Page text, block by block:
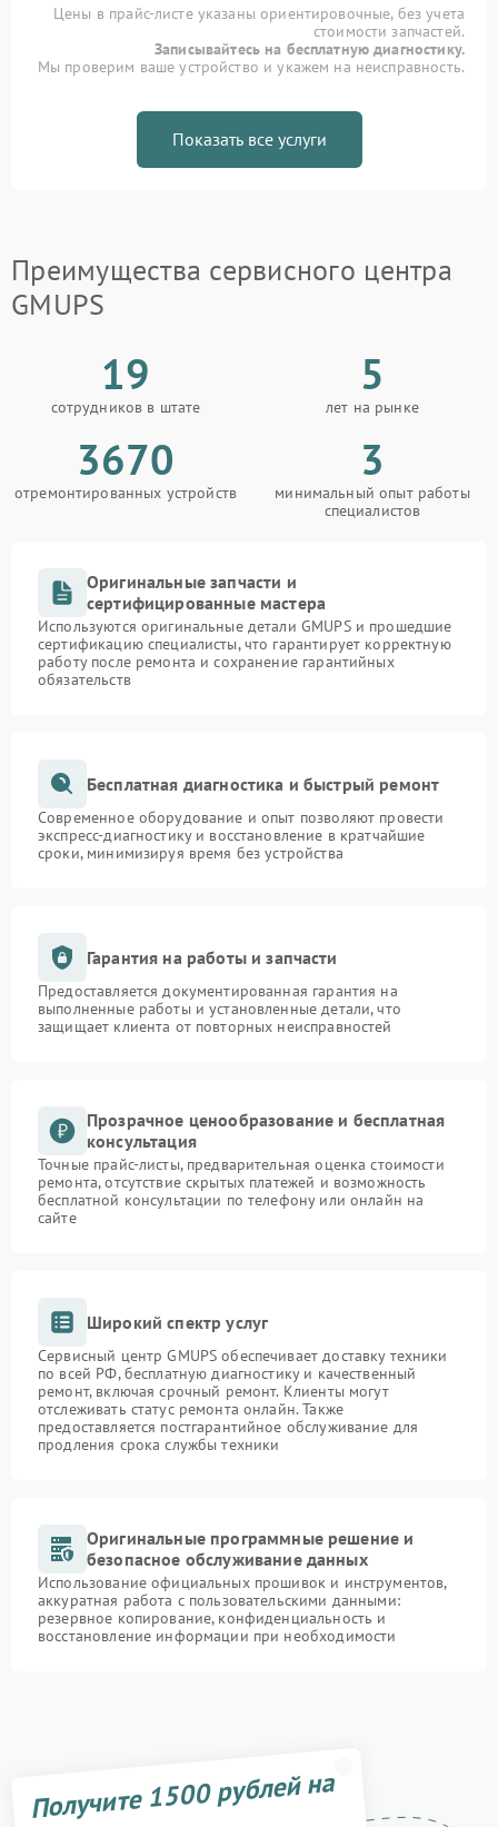
Цены в прайс-листе указаны ориентировочные, без учета
стоимости запчастей.
Записывайтесь на бесплатную диагностику.
Мы проверим ваше устройство и укажем на неисправность.
Показать все услуги
Преимущества сервисного центра
GMUPS
19
сотрудников в штате
5
лет на рынке
3670
отремонтированных устройств
3
минимальный опыт работы
специалистов
Оригинальные запчасти и
сертифицированные мастера
Используются оригинальные детали GMUPS и прошедшие
сертификацию специалисты, что гарантирует корректную
работу после ремонта и сохранение гарантийных
обязательств
Бесплатная диагностика и быстрый ремонт
Современное оборудование и опыт позволяют провести
экспресс-диагностику и восстановление в кратчайшие
сроки, минимизируя время без устройства
Гарантия на работы и запчасти
Предоставляется документированная гарантия на
выполненные работы и установленные детали, что
защищает клиента от повторных неисправностей
Прозрачное ценообразование и бесплатная
консультация
Точные прайс-листы, предварительная оценка стоимости
ремонта, отсутствие скрытых платежей и возможность
бесплатной консультации по телефону или онлайн на
сайте
Широкий спектр услуг
Сервисный центр GMUPS обеспечивает доставку техники
по всей РФ, бесплатную диагностику и качественный
ремонт, включая срочный ремонт. Клиенты могут
отслеживать статус ремонта онлайн. Также
предоставляется постгарантийное обслуживание для
продления срока службы техники
Оригинальные программные решение и
безопасное обслуживание данных
Использование официальных прошивок и инструментов,
аккуратная работа с пользовательскими данными:
резервное копирование, конфиденциальность и
восстановление информации при необходимости
Получите 1500 рублей на